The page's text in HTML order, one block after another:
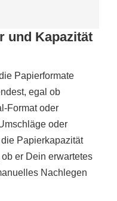
und Kapazität
Papierformate
egal ob
Format oder
oder
Papierkapazität
er Dein erwartetes
Nachlegen